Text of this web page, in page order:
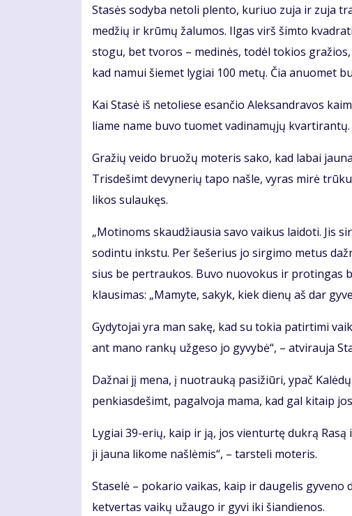
Sta­sės so­dy­ba ne­to­li plen­to, ku­riuo zu­ja ir zu­ja
me­džių ir krū­mų ža­lu­mos. Il­gas virš šim­to
sto­gu, bet tvo­ros – me­di­nės, to­dėl to­kios
kad na­mui šie­met ly­giai 100 me­tų. Čia anuo­met
Kai Sta­sė iš ne­to­lie­se esan­čio Alek­san­dra­vos
lia­me na­me bu­vo tuo­met va­di­na­mų­jų kvar­ti­ran­tų.
Gra­žių vei­do bruo­žų mo­te­ris sa­ko, kad la­bai
Tris­de­šimt de­vy­ne­rių ta­po naš­le, vy­ras mi­rė
li­kos su­lau­kęs.
„Mo­ti­noms skau­džiau­sia sa­vo vai­kus lai­do­ti. Jis
so­din­tu inks­tu. Per še­še­rius jo sir­gi­mo me­tus
sius be per­trau­kos. Bu­vo nuo­vo­kus ir pro­tin­gas
klau­si­mas: „Ma­my­te, sa­kyk, kiek die­nų aš dar
Gy­dy­to­jai yra man sa­kę, kad su to­kia pa­tir­ti­mi
ant ma­no ran­kų už­ge­so jo gy­vy­bė“, – at­vi­rau­ja
Daž­nai jį me­na, į nuo­trau­ką pa­si­žiū­ri, ypač
pen­kias­de­šimt, pa­gal­vo­ja ma­ma, kad gal ki­taip
Ly­giai 39-erių, kaip ir ją, jos vien­tur­tę duk­rą
ji jau­na li­ko­me naš­lė­mis“, – tars­te­li mo­te­ris.
Sta­se­lė – po­ka­rio vai­kas, kaip ir dau­ge­lis gy­ve­no
ket­ver­tas vai­kų už­au­go ir gy­vi iki šian­die­nos.